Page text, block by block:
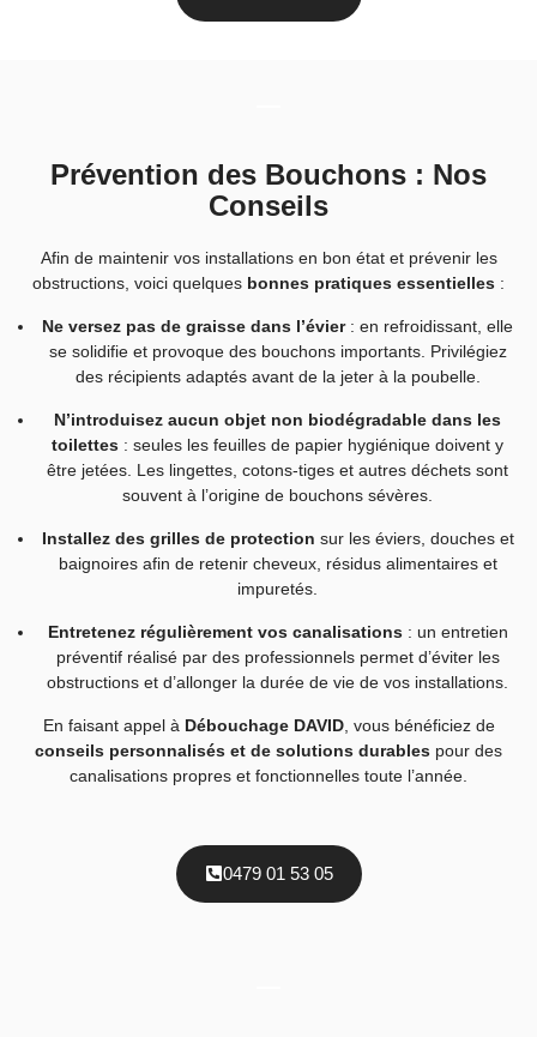
Prévention des Bouchons : Nos
Conseils
Afin de maintenir vos installations en bon état et prévenir les
obstructions, voici quelques bonnes pratiques essentielles :
Ne versez pas de graisse dans l’évier: en refroidissant, elle
se solidifie et provoque des bouchons importants. Privilégiez
des récipients adaptés avant de la jeter à la poubelle.
N’introduisez aucun objet non biodégradable dans les
toilettes : seules les feuilles de papier hygiénique doivent y
être jetées. Les lingettes, cotons-tiges et autres déchets sont
souvent à l’origine de bouchons sévères.
Installez des grilles de protection sur les éviers, douches et
baignoires afin de retenir cheveux, résidus alimentaires et
impuretés.
Entretenez régulièrement vos canalisations: un entretien
préventif réalisé par des professionnels permet d’éviter les
obstructions et d’allonger la durée de vie de vos installations.
En faisant appel à Débouchage DAVID, vous bénéficiez de
conseils personnalisés et de solutions durables pour des
canalisations propres et fonctionnelles toute l’année.
0479 01 53 05